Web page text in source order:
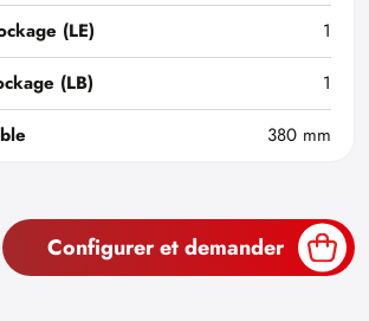
(LE)
1
(LB)
1
380 mm
Configurer et demander